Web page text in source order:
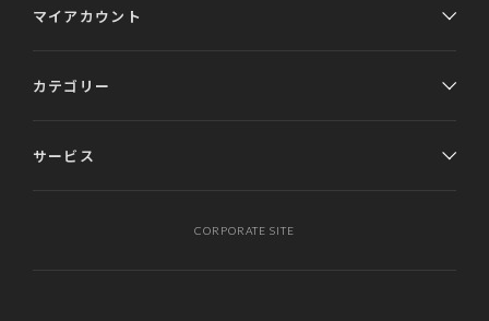
マイアカウント
カテゴリー
サービス
CORPORATE SITE